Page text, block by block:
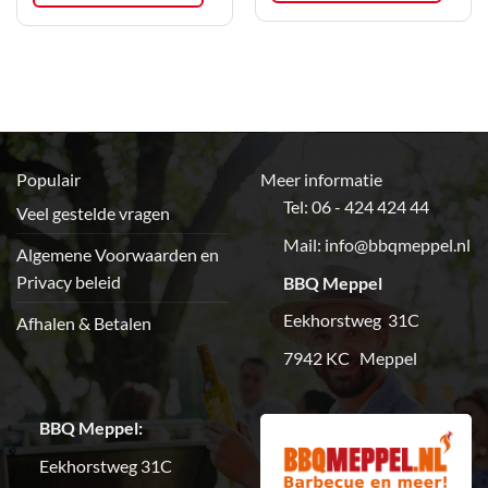
de
de
Populair
Veel gestelde vragen
Algemene Voorwaarden en
Privacy beleid
Afhalen & Betalen
Meer informatie
Tel: 06 - 424 424 44
Mail: info@bbqmeppel.nl
BBQ Meppel
Eekhorstweg 31C
7942 KC Meppel
BBQ Meppel:
Eekhorstweg 31C